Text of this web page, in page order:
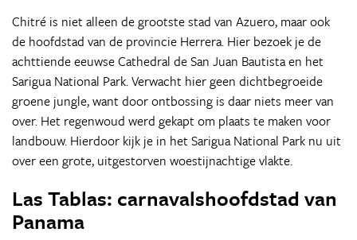
Chitré is niet alleen de grootste stad van Azuero, maar ook
de hoofdstad van de provincie Herrera. Hier bezoek je de
achttiende eeuwse Cathedral de San Juan Bautista en het
Sarigua National Park. Verwacht hier geen dichtbegroeide
groene jungle, want door ontbossing is daar niets meer van
over. Het regenwoud werd gekapt om plaats te maken voor
landbouw. Hierdoor kijk je in het Sarigua National Park nu uit
over een grote, uitgestorven woestijnachtige vlakte.
Las Tablas: carnavalshoofdstad van
Panama